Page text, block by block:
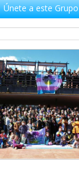
Únete a este Grupo